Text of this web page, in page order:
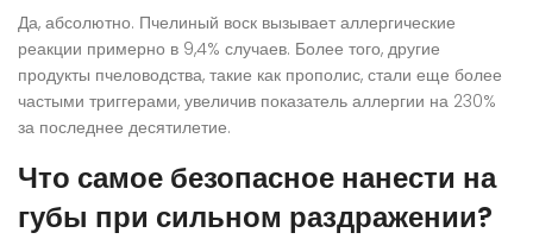
Да, абсолютно. Пчелиный воск вызывает аллергические
реакции примерно в 9,4% случаев. Более того, другие
продукты пчеловодства, такие как прополис, стали еще более
частыми триггерами, увеличив показатель аллергии на 230%
за последнее десятилетие.
Что самое безопасное нанести на
губы при сильном раздражении?